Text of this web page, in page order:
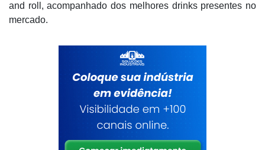
and roll, acompanhado dos melhores drinks presentes no
mercado.